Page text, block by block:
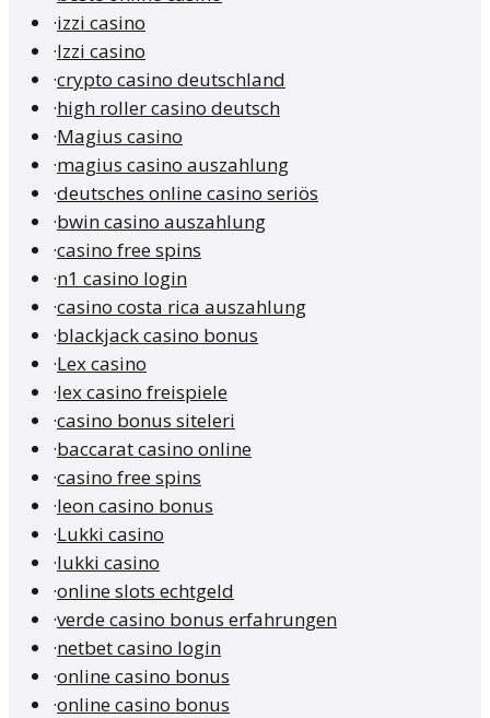
·izzi casino
·Izzi casino
·crypto casino deutschland
·high roller casino deutsch
·Magius casino
·magius casino auszahlung
·deutsches online casino seriös
·bwin casino auszahlung
·casino free spins
·n1 casino login
·casino costa rica auszahlung
·blackjack casino bonus
·Lex casino
·lex casino freispiele
·casino bonus siteleri
·baccarat casino online
·casino free spins
·leon casino bonus
·Lukki casino
·lukki casino
·online slots echtgeld
·verde casino bonus erfahrungen
·netbet casino login
·online casino bonus
·online casino bonus